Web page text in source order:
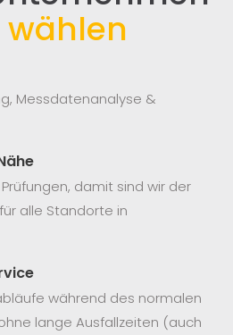
wählen
Messdatenanalyse &
damit sind wir der
alle Standorte in
während des normalen
lange Ausfallzeiten (auch